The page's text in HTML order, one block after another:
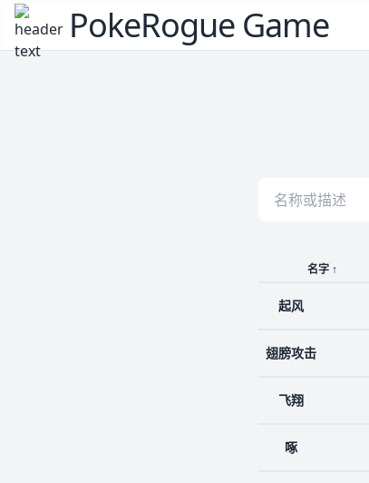
PokeRogue Game
名字 ↑
起风
翅膀攻击
飞翔
啄